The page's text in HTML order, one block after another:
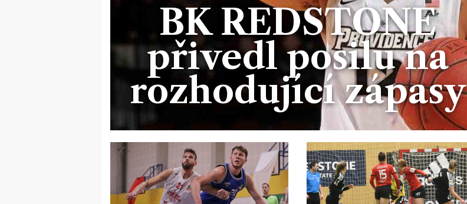
BK REDSTONE
přivedl posilu na
rozhodující zápasy